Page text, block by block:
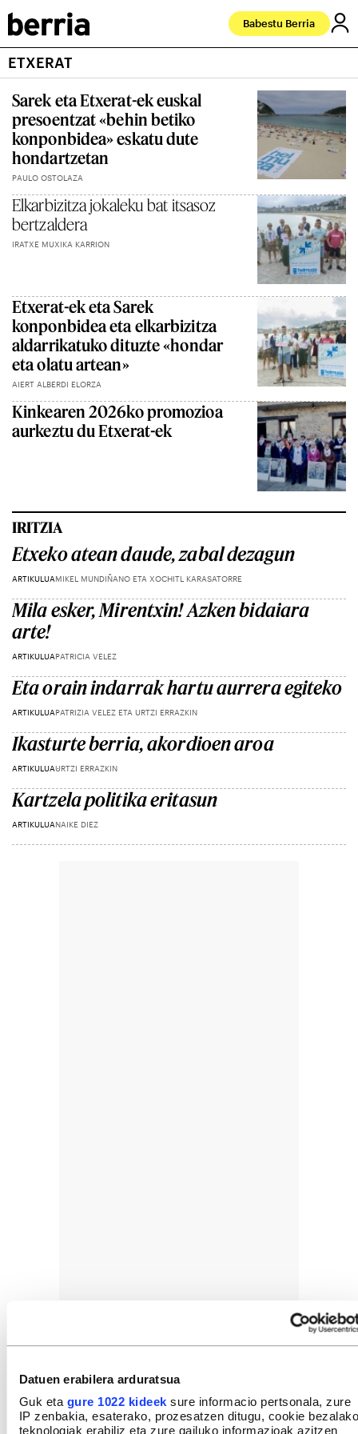
Datuen erabilera arduratsua
Guk eta gure 1022 kideek sure informacio pertsonala, zure
IP zenbakia, esaterako, prozesatzen ditugu, cookie bezalako
teknologiak erabiliz eta zure gailuko informazioak azitzen
Babestu Berria
ETXERAT
Sarek eta Etxerat-ek euskal
presoentzat «behin betiko
konponbidea» eskatu dute
hondartzetan
PAULO OSTOLAZA
Elkarbizitza jokaleku bat itsasoz
bertzaldera
IRATXE MUXIKA KARRION
Etxerat-ek eta Sarek
konponbidea eta elkarbizitza
aldarrikatuko dituzte «hondar
eta olatu artean»
AIERT ALBERDI ELORZA
Kinkearen 2026ko promozioa
aurkeztu du Etxerat-ek
IRITZIA
Etxeko atean daude, zabal dezagun
ARTIKULUAMIKEL MUNDIÑANO ETA XOCHITL KARASATORRE
Mila esker, Mirentxin! Azken bidaiara
arte!
ARTIKULUAPATRICIA VELEZ
Eta orain indarrak hartu aurrera egiteko
ARTIKULUAPATRIZIA VELEZ ETA URTZI ERRAZKIN
Ikasturte berria, akordioen aroa
ARTIKULUAURTZI ERRAZKIN
Kartzela politika eritasun
ARTIKULUANAIKE DIEZ